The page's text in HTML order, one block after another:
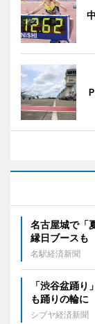
名古屋城で「
縁日ブースも
名駅経済新聞
「渋谷盆踊
も踊りの輪に
シブヤ経済新聞